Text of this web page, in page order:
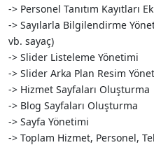
-> Personel Tanıtım Kayıtları
-> Sayılarla Bilgilendirme
vb. sayaç)
-> Slider Listeleme Yönetimi
-> Slider Arka Plan Resim
-> Hizmet Sayfaları Oluşturma
-> Blog Sayfaları Oluşturma
-> Sayfa Yönetimi
-> Toplam Hizmet, Personel,